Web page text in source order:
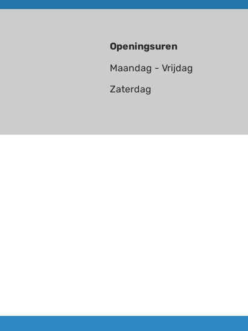
Openingsuren
Maandag - Vrijdag
Zaterdag